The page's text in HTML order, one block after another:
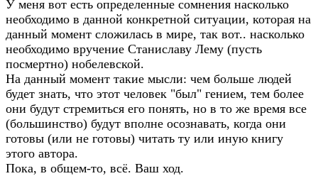
У меня вот есть определенные сомнения насколько
необходимо в данной конкретной ситуации, которая на
данный момент сложилась в мире, так вот.. насколько
необходимо вручение Станиславу Лему (пусть
посмертно) нобелевской.
На данный момент такие мысли: чем больше людей
будет знать, что этот человек "был" гением, тем более
они будут стремиться его понять, но в то же время все
(большинство) будут вполне осознавать, когда они
готовы (или не готовы) читать ту или иную книгу
этого автора.
Пока, в общем-то, всё. Ваш ход.